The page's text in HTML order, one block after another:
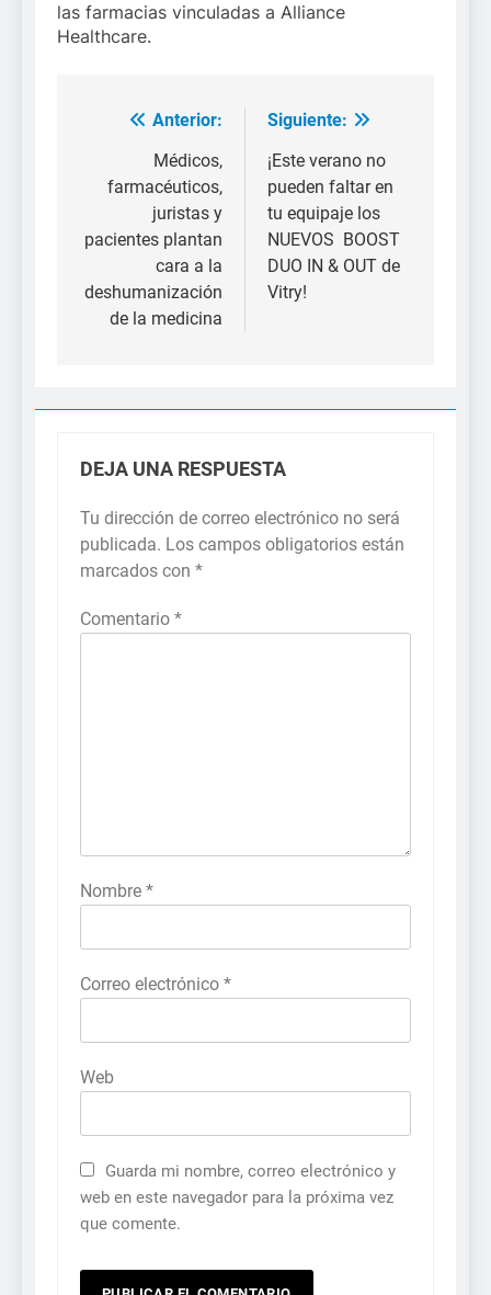
las farmacias vinculadas a Alliance
Healthcare.
Navegación
entradas
Anterior:
Médicos,
farmacéuticos,
juristas y
pacientes plantan
cara a la
deshumanización
de la medicina
Siguiente:
¡Este verano no
pueden faltar en
tu equipaje los
NUEVOS BOOST
DUO IN & OUT de
Vitry!
DEJA UNA RESPUESTA
Tu dirección de correo electrónico no será
publicada. Los campos obligatorios están
marcados con *
Comentario *
Nombre *
Correo electrónico *
Web
Guarda mi nombre, correo electrónico y
web en este navegador para la próxima vez
que comente.